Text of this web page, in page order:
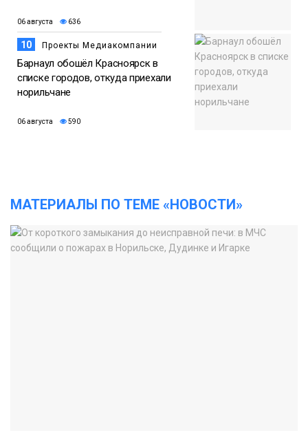
06 августа 636
10 Проекты Медиакомпании
Барнаул обошёл Красноярск в
списке городов, откуда приехали
норильчане
06 августа 590
МАТЕРИАЛЫ ПО ТЕМЕ «НОВОСТИ»